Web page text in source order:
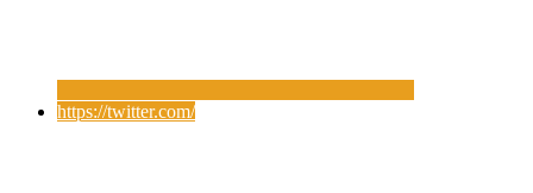
https://twitter.com/